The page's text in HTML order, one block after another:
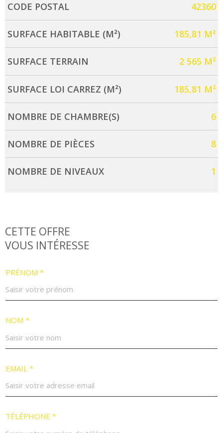
Caractérisque Valeurs
CODE POSTAL 42360
SURFACE HABITABLE (M²) 185,81 M²
SURFACE TERRAIN 2 565 M²
SURFACE LOI CARREZ (M²) 185,81 M²
NOMBRE DE CHAMBRE(S) 6
NOMBRE DE PIÈCES 8
NOMBRE DE NIVEAUX 1
CETTE OFFRE
VOUS INTÉRESSE
PRÉNOM *
NOM *
EMAIL *
TÉLÉPHONE *